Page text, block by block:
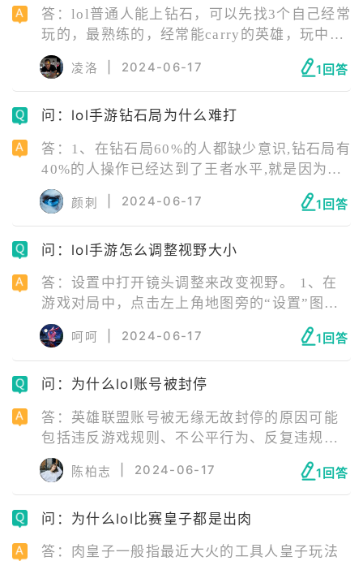
答：lol普通人能上钻石，可以先找3个自己经常
玩的，最熟练的，经常能carry的英雄，玩中路
多游走帮助队友建立优势，中上都应该注意随
时观察全场，打野请多帮劣势和均势路，创造
优势，无论战局如何，不浪，不喷，不送，不
挂机，不轻敌即可。
凌洛 2024-06-17 1回答
问：lol手游钻石局为什么难打
答：1、在钻石局60%的人都缺少意识,钻石局有
40%的人操作已经达到了王者水平,就是因为没
有意识而一直卡在钻石局。 2、意识就是观察
敌方位置,揣摩敌人心理。意识和操作不一样,操
作可以慢慢练出来，意识只能是通过自己的大
脑思考总结得到的。不是打人一个简单的“动
是在对局中不断总结累积得到的。
颜刺 2024-06-17 1回答
问：lol手游怎么调整视野大小
答：设置中打开镜头调整来改变视野。 1、在
游戏对局中，点击左上角地图旁的“设置”图
标。 2、进入设置界面后，点击右侧的第二个
选项“操作”，滑动界面找到“镜头调整”并开
启。 3、视野没有拉高时，玩家视野中的高地
塔只能看见一小节，即视野较小时。 4、打开
拉到最高，此时几乎玩家视野中可以看到整个
高地塔，即视野变大。
呵呵 2024-06-17 1回答
问：为什么lol账号被封停
答：英雄联盟账号被无缘无故封停的原因可能
包括违反游戏规则、不公平行为、反复违规行
为、玩家举报等。 需要注意的是，封号往往是
经过管理员审查和判断的结果，通常是有一定
的理由和证据支持的。因此，玩家应该遵守游
戏规则，避免任何可能违反游戏规则的行为，
陈柏志 2024-06-17 1回答
问：为什么lol比赛皇子都是出肉
答：肉皇子一般指最近大火的工具人皇子玩法